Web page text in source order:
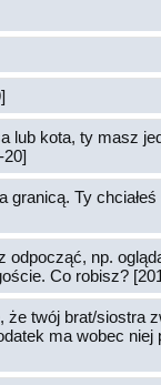
lub kota, ty masz
granicą. Ty
odpocząć, np.
Co robisz?
twój brat/siostra
ma wobec niej